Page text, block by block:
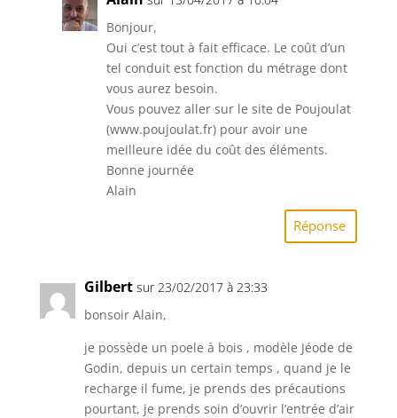
Bonjour,
Oui c’est tout à fait efficace. Le coût d’un
tel conduit est fonction du métrage dont
vous aurez besoin.
Vous pouvez aller sur le site de Poujoulat
(www.poujoulat.fr) pour avoir une
meilleure idée du coût des éléments.
Bonne journée
Alain
Réponse
Gilbert sur 23/02/2017 à 23:33
bonsoir Alain,
je possède un poele à bois , modèle Jéode de
Godin, depuis un certain temps , quand je le
recharge il fume, je prends des précautions
pourtant, je prends soin d’ouvrir l’entrée d’air